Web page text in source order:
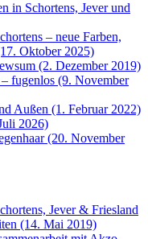
in Schortens, Jever und
– neue Farben,
Oktober 2025)
(2. Dezember 2019)
fugenlos (9. November
Außen (1. Februar 2022)
2026)
(20. November
Jever & Friesland
(14. Mai 2019)